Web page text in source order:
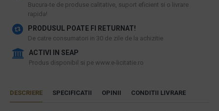
​Bucura-te de produse calitative, suport eficient si o livrare
rapida!
PRODUSUL POATE FI RETURNAT!
De catre consumatori in 30 de zile de la achizitie
ACTIVI IN SEAP
Produs disponibil si pe www.e-licitatie.ro
DESCRIERE SPECIFICATII OPINII CONDITII LIVRARE